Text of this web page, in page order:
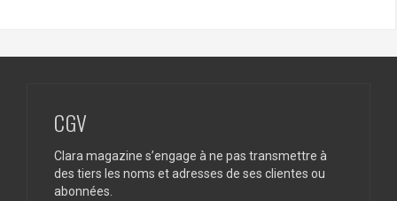
CGV
Clara magazine s’engage à ne pas transmettre à
des tiers les noms et adresses de ses clientes ou
abonnées.